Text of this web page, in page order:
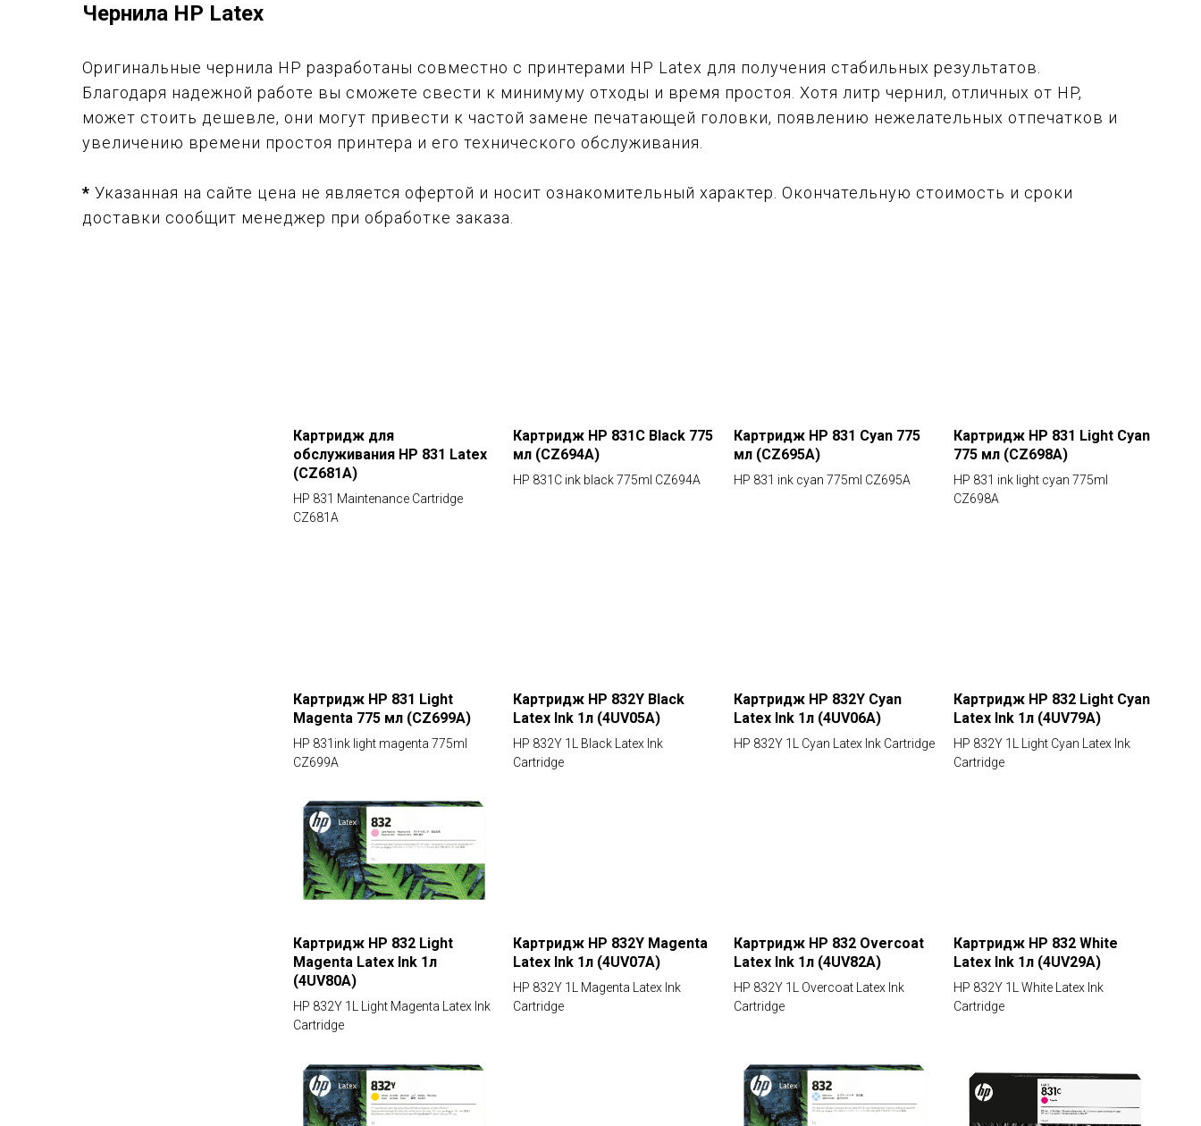
Чернила HP Latex
Оригинальные чернила HP разработаны совместно с принтерами HP Latex для получения стабильных результатов.
Благодаря надежной работе вы сможете свести к минимуму отходы и время простоя. Хотя литр чернил, отличных от HP,
может стоить дешевле, они могут привести к частой замене печатающей головки, появлению нежелательных отпечатков и
увеличению времени простоя принтера и его технического обслуживания.
* Указанная на сайте цена не является офертой и носит ознакомительный характер. Окончательную стоимость и сроки
доставки сообщит менеджер при обработке заказа.
Картридж для
обслуживания HP 831 Latex
(CZ681A)
HP 831 Maintenance Cartridge
CZ681A
Картридж HP 831C Black 775
мл (CZ694A)
HP 831C ink black 775ml CZ694A
Картридж HP 831 Cyan 775
мл (CZ695A)
HP 831 ink cyan 775ml CZ695A
Картридж HP 831 Light Cyan
775 мл (CZ698A)
HP 831 ink light cyan 775ml
CZ698A
Картридж HP 831 Light
Magenta 775 мл (CZ699A)
HP 831ink light magenta 775ml
CZ699A
Картридж HP 832Y Black
Latex Ink 1л (4UV05A)
HP 832Y 1L Black Latex Ink
Cartridge
Картридж HP 832Y Cyan
Latex Ink 1л (4UV06A)
HP 832Y 1L Cyan Latex Ink Cartridge
Картридж HP 832 Light Cyan
Latex Ink 1л (4UV79A)
HP 832Y 1L Light Cyan Latex Ink
Cartridge
Картридж HP 832 Light
Magenta Latex Ink 1л
(4UV80A)
HP 832Y 1L Light Magenta Latex Ink
Cartridge
Картридж HP 832Y Magenta
Latex Ink 1л (4UV07A)
HP 832Y 1L Magenta Latex Ink
Cartridge
Картридж HP 832 Overcoat
Latex Ink 1л (4UV82A)
HP 832Y 1L Overcoat Latex Ink
Cartridge
Картридж HP 832 White
Latex Ink 1л (4UV29A)
HP 832Y 1L White Latex Ink
Cartridge